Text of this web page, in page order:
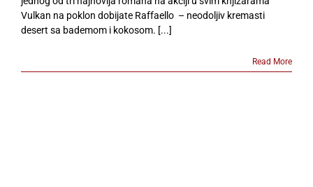
Vulkan na poklon dobijate Raffaello – neodoljiv kremasti
desert sa bademom i kokosom. [...]
Read More